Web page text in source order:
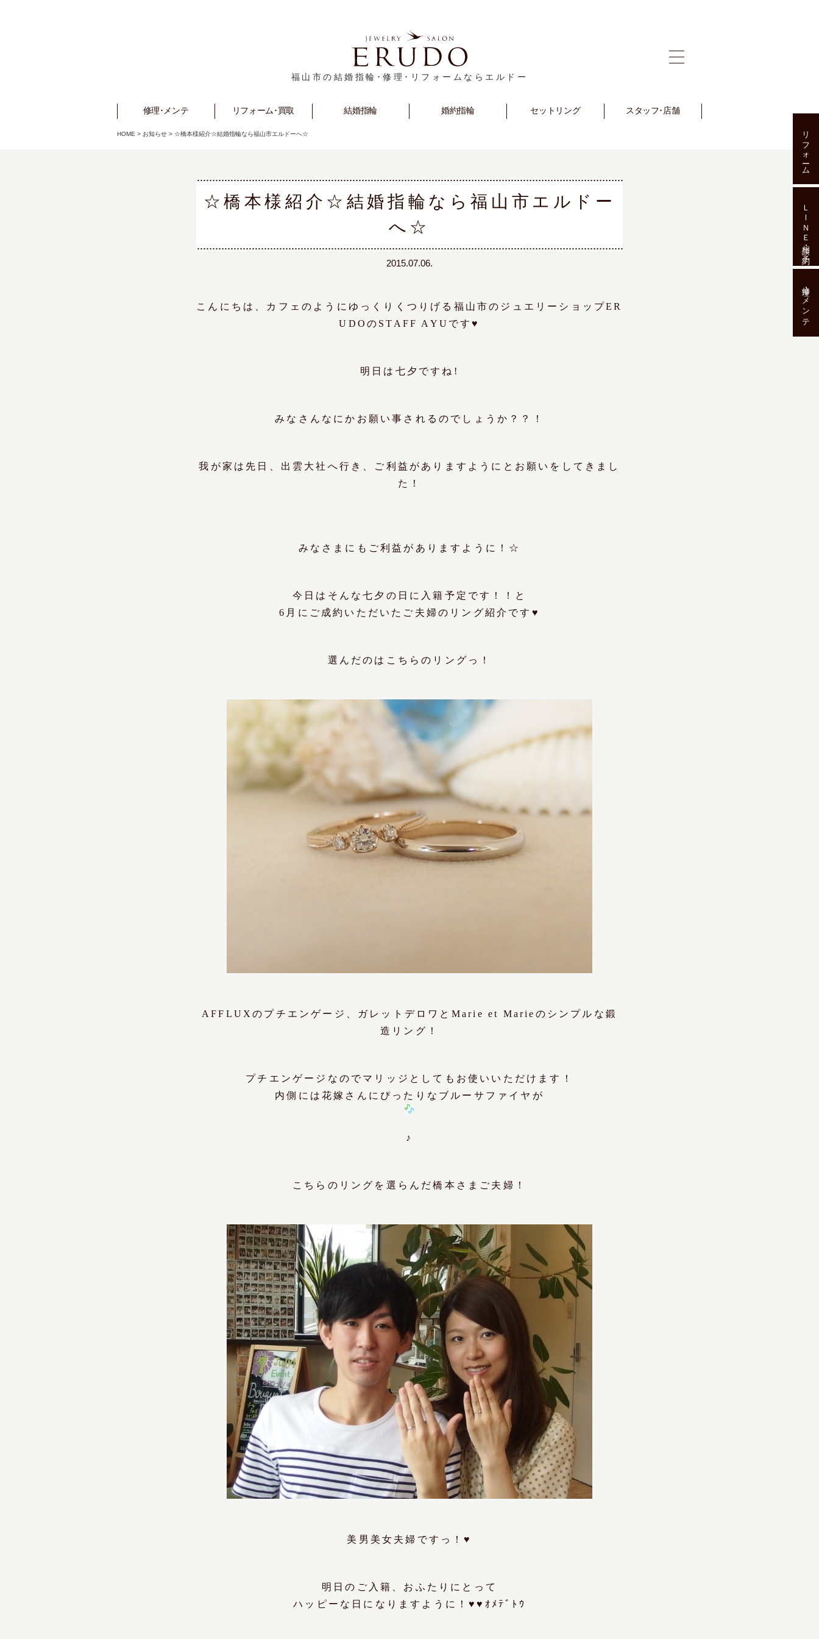
福山市の結婚指輪･修理･リフォームならエルドー
修理･メンテ
Repair リフォーム･買取
Reform 結婚指輪
Marriage 婚約指輪
Engagement セットリング
Set Ring スタッフ･店舗
Staff･Shop
HOME > お知らせ > ☆橋本様紹介☆結婚指輪なら福山市エルドーへ☆
☆橋本様紹介☆結婚指輪なら福山市エルドー
へ☆
2015.07.06.
こんにちは、カフェのようにゆっくりくつりげる福山市のジュエリーショップER
UDOのSTAFF AYUです♥
明日は七夕ですね!
みなさんなにかお願い事されるのでしょうか？？！
我が家は先日、出雲大社へ行き、ご利益がありますようにとお願いをしてきまし
た！
みなさまにもご利益がありますように！☆
今日はそんな七夕の日に入籍予定です！！と
6月にご成約いただいたご夫婦のリング紹介です♥
選んだのはこちらのリングっ！
AFFLUXのプチエンゲージ、ガレットデロワと Marie et Marieのシンプルな鍛
造リング！
プチエンゲージなのでマリッジとしてもお使いいただけます！
内側には花嫁さんにぴったりな ブルーサファイヤ が
♪
こちらのリングを選らんだ橋本さまご夫婦！
美男美女夫婦ですっ！♥
明日のご入籍、おふたりにとって
ハッピーな日になりますように！♥♥ｵﾒﾃﾞﾄｳ
リフォーム
ＬＩＮＥ相談･予約
修理･メンテ